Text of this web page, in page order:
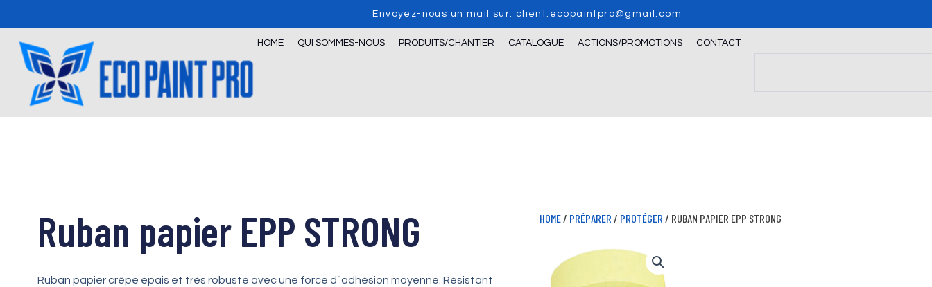
to
content
Envoyez-nous un mail sur: client.ecopaintpro@gmail.com
HOME QUI SOMMES-NOUS PRODUITS/CHANTIER CATALOGUE ACTIONS/PROMOTIONS CONTACT
Ruban papier EPP STRONG
Ruban papier crêpe épais et très robuste avec une force d´adhésion moyenne. Résistant
HOME/ PRÉPARER / PROTÉGER / RUBAN PAPIER EPP STRONG